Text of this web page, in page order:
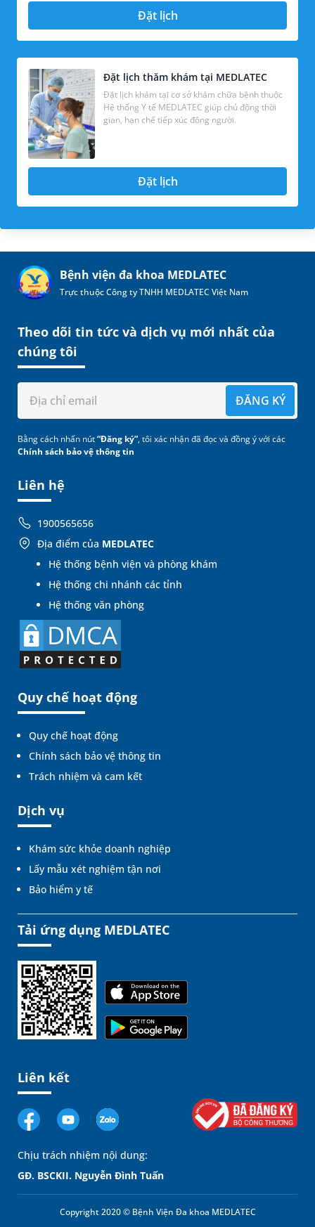
Đặt lịch
Đặt lịch thăm khám tại MEDLATEC
Đặt lịch khám tại cơ sở khám chữa bệnh thuộc
Hệ thống Y tế MEDLATEC giúp chủ động thời
gian, hạn chế tiếp xúc đông người.
Đặt lịch
Bệnh viện đa khoa MEDLATEC
Trực thuộc Công ty TNHH MEDLATEC Việt Nam
Liên hệ
1900565656
Địa điểm của MEDLATEC
Hệ thống bệnh viện và phòng khám
Hệ thống chi nhánh các tỉnh
Hệ thống văn phòng
Quy chế hoạt động
Quy chế hoạt động
Chính sách bảo vệ thông tin
Trách nhiệm và cam kết
Dịch vụ
Khám sức khỏe doanh nghiệp
Lấy mẫu xét nghiệm tận nơi
Bảo hiểm y tế
Theo dõi tin tức và dịch vụ mới nhất của
chúng tôi
ĐĂNG KÝ
Bằng cách nhấn nút“Đăng ký”, tôi xác nhận đã đọc và đồng ý với các
Chính sách bảo vệ thông tin
Tải ứng dụng MEDLATEC
Liên kết
Chịu trách nhiệm nội dung:
GĐ. BSCKII. Nguyễn Đình Tuấn
Copyright 2020 © Bệnh Viện Đa khoa MEDLATEC